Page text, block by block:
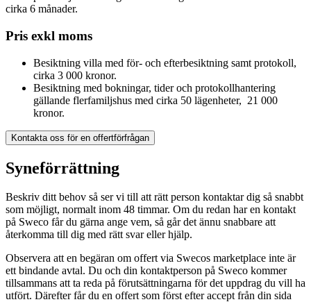
cirka 6 månader.
Pris exkl moms
Besiktning villa med för- och efterbesiktning samt protokoll,
cirka 3 000 kronor.
Besiktning med bokningar, tider och protokollhantering
gällande flerfamiljshus med cirka 50 lägenheter, 21 000
kronor.
Kontakta oss för en offertförfrågan
Syneförrättning
Beskriv ditt behov så ser vi till att rätt person kontaktar dig så snabbt
som möjligt, normalt inom 48 timmar. Om du redan har en kontakt
på Sweco får du gärna ange vem, så går det ännu snabbare att
återkomma till dig med rätt svar eller hjälp.
Observera att en begäran om offert via Swecos marketplace inte är
ett bindande avtal. Du och din kontaktperson på Sweco kommer
tillsammans att ta reda på förutsättningarna för det uppdrag du vill ha
utfört. Därefter får du en offert som först efter accept från din sida